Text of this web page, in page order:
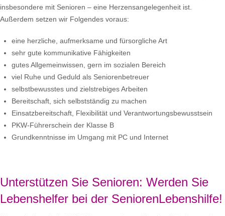
insbesondere mit Senioren – eine Herzensangelegenheit ist.
Außerdem setzen wir Folgendes voraus:
eine herzliche, aufmerksame und fürsorgliche Art
sehr gute kommunikative Fähigkeiten
gutes Allgemeinwissen, gern im sozialen Bereich
viel Ruhe und Geduld als Seniorenbetreuer
selbstbewusstes und zielstrebiges Arbeiten
Bereitschaft, sich selbstständig zu machen
Einsatzbereitschaft, Flexibilität und Verantwortungsbewusstsein
PKW-Führerschein der Klasse B
Grundkenntnisse im Umgang mit PC und Internet
Unterstützen Sie Senioren: Werden Sie
Lebenshelfer bei der SeniorenLebenshilfe!